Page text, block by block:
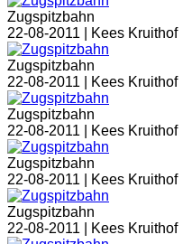
Zugspitzbahn
22-08-2011 |
Kees Kruithof
Zugspitzbahn
22-08-2011 |
Kees Kruithof
Zugspitzbahn
22-08-2011 |
Kees Kruithof
Zugspitzbahn
22-08-2011 |
Kees Kruithof
Zugspitzbahn
22-08-2011 |
Kees Kruithof